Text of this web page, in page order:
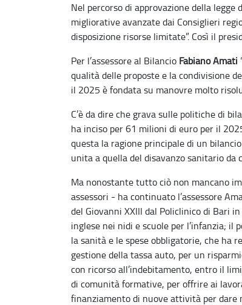
Nel percorso di approvazione della
migliorative avanzate dai Consiglieri
disposizione risorse limitate”. Così il
Per l’assessore al Bilancio Fabiano Amati
qualità delle proposte e la condivisione
il 2025 è fondata su manovre molto
C’è da dire che grava sulle politiche di
ha inciso per 61 milioni di euro per il
questa la ragione principale di un
unita a quella del disavanzo sanitario da
Ma nonostante tutto ciò non mancano
assessori - ha continuato l’assessore
del Giovanni XXIII dal Policlinico di Bari
inglese nei nidi e scuole per l’infanzia;
la sanità e le spese obbligatorie, che ha
gestione della tassa auto, per un
con ricorso all’indebitamento, entro il
di comunità formative, per offrire ai
finanziamento di nuove attività per dare